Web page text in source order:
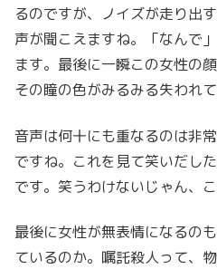
るのですが、ノイズが走り出
声が聞こえますね。「なんで
ます。最後に一瞬この女性の
その瞳の色がみるみる失われて
音声は何十にも重なるのは非
ですね。これを見て笑いだし
です。笑うわけないじゃん、
最後に女性が無表情になるの
ているのか。嘱託殺人って、